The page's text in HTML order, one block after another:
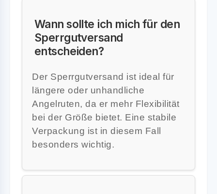
Wann sollte ich mich für den
Sperrgutversand
entscheiden?
Der Sperrgutversand ist ideal für
längere oder unhandliche
Angelruten, da er mehr Flexibilität
bei der Größe bietet. Eine stabile
Verpackung ist in diesem Fall
besonders wichtig.